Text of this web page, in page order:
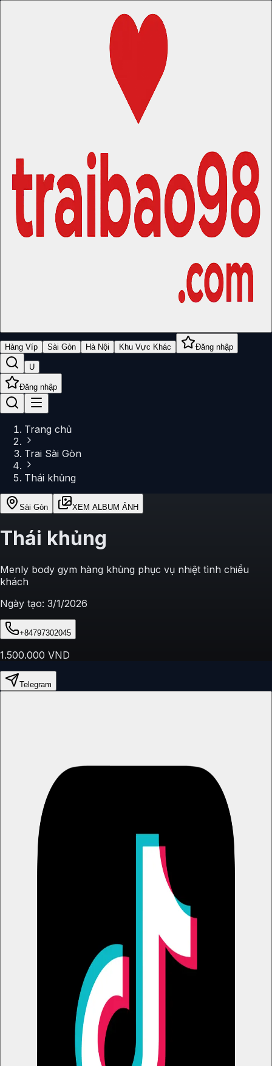
Hàng Víp Sài Gòn Hà Nội Khu Vực Khác Đăng nhập
U
Đăng nhập
Trang chủ
Trai Sài Gòn
Thái khủng
Sài Gòn XEM ALBUM ẢNH
Thái khủng
Menly body gym hàng khủng phục vụ nhiệt tình chiều
khách
Ngày tạo: 3/1/2026
+84797302045
1.500.000 VND
Telegram